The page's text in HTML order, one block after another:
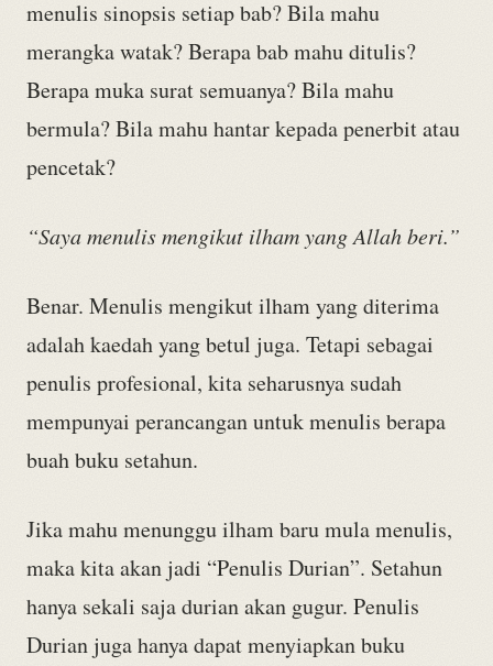
menulis sinopsis setiap bab? Bila mahu
merangka watak? Berapa bab mahu ditulis?
Berapa muka surat semuanya? Bila mahu
bermula? Bila mahu hantar kepada penerbit atau
pencetak?
“Saya menulis mengikut ilham yang Allah beri.”
Benar. Menulis mengikut ilham yang diterima
adalah kaedah yang betul juga. Tetapi sebagai
penulis profesional, kita seharusnya sudah
mempunyai perancangan untuk menulis berapa
buah buku setahun.
Jika mahu menunggu ilham baru mula menulis,
maka kita akan jadi “Penulis Durian”. Setahun
hanya sekali saja durian akan gugur. Penulis
Durian juga hanya dapat menyiapkan buku